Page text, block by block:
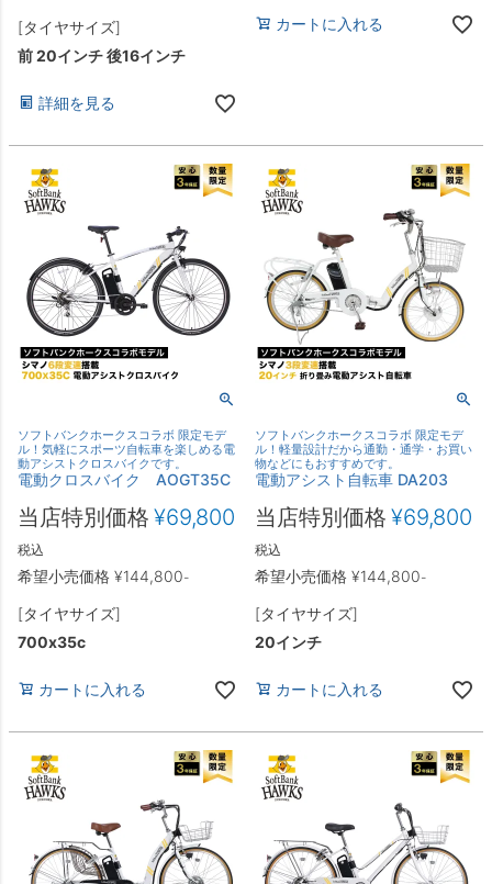
[タイヤサイズ]
前 20インチ 後16インチ
詳細を見る
カートに入れる
ソフトバンクホークスコラボ 限定モデ
ル！気軽にスポーツ自転車を楽しめる電
動アシストクロスバイクです。
電動クロスバイク AOGT35C
希望小売価格 ¥144,800-
当店特別価格 ¥69,800
税込
[タイヤサイズ]
700x35c
カートに入れる
ソフトバンクホークスコラボ 限定モデ
ル！軽量設計だから通勤・通学・お買い
物などにもおすすめです。
電動アシスト自転車 DA203
希望小売価格 ¥144,800-
当店特別価格 ¥69,800
税込
[タイヤサイズ]
20インチ
カートに入れる